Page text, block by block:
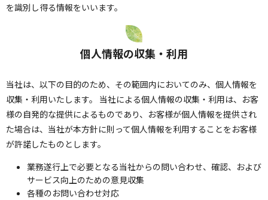
を識別し得る情報をいいます。
個人情報の収集・利用
当社は、以下の目的のため、その範囲内においてのみ、個人情報を
収集・利用いたします。 当社による個人情報の収集・利用は、お客
様の自発的な提供によるものであり、お客様が個人情報を提供され
た場合は、当社が本方針に則って個人情報を利用することをお客様
が許諾したものとします。
業務遂行上で必要となる当社からの問い合わせ、確認、および
サービス向上のための意見収集
各種のお問い合わせ対応